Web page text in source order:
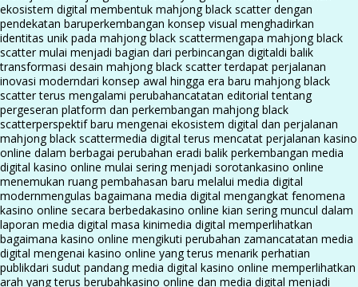
ekosistem digital membentuk mahjong black scatter dengan
pendekatan baruperkembangan konsep visual menghadirkan
identitas unik pada mahjong black scattermengapa mahjong black
scatter mulai menjadi bagian dari perbincangan digitaldi balik
transformasi desain mahjong black scatter terdapat perjalanan
inovasi moderndari konsep awal hingga era baru mahjong black
scatter terus mengalami perubahancatatan editorial tentang
pergeseran platform dan perkembangan mahjong black
scatterperspektif baru mengenai ekosistem digital dan perjalanan
mahjong black scattermedia digital terus mencatat perjalanan kasino
online dalam berbagai perubahan eradi balik perkembangan media
digital kasino online mulai sering menjadi sorotankasino online
menemukan ruang pembahasan baru melalui media digital
modernmengulas bagaimana media digital mengangkat fenomena
kasino online secara berbedakasino online kian sering muncul dalam
laporan media digital masa kinimedia digital memperlihatkan
bagaimana kasino online mengikuti perubahan zamancatatan media
digital mengenai kasino online yang terus menarik perhatian
publikdari sudut pandang media digital kasino online memperlihatkan
arah yang terus berubahkasino online dan media digital menjadi